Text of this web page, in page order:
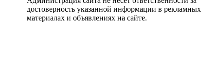
достоверность указанной информации в рекламных
материалах и объявлениях на сайте.